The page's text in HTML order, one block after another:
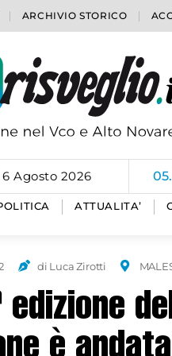
ARCHIVIO STORICO
Agosto 2026
ATTUALITA’
di Luca Zirotti
edizione